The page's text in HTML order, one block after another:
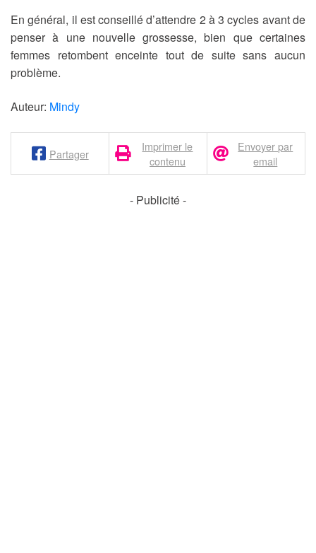
En général, il est conseillé d’attendre 2 à 3 cycles avant de
penser à une nouvelle grossesse, bien que certaines
femmes retombent enceinte tout de suite sans aucun
problème.
Auteur: Mindy
Partager
Imprimer le
contenu
Envoyer par
email
- Publicité -